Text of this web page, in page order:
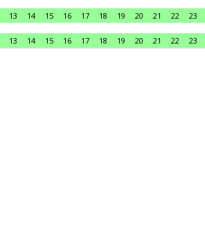
13 14 15 16 17 18 19 20 21 22
23
13 14 15 16 17 18 19 20 21 22 23